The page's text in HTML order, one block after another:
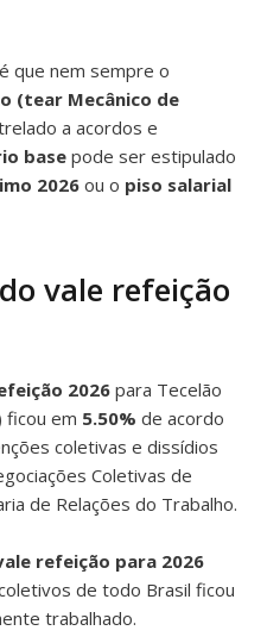
que nem sempre o
(tear Mecânico de
a acordos e
base pode ser estipulado
2026ou o piso salarial
vale refeição
2026 para Tecelão
ficou em 5.50% de acordo
coletivas e dissídios
Coletivas de
de Relações do Trabalho.
refeição para 2026
de todo Brasil ficou
trabalhado.